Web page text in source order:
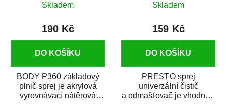
Skladem
190 Kč
DO KOŠÍKU
BODY P360 základový
plnič sprej je akrylová
vyrovnávací nátěrová
Skladem
159 Kč
DO KOŠÍKU
PRESTO sprej
univerzální čistič
a odmašťovač je vhodný k